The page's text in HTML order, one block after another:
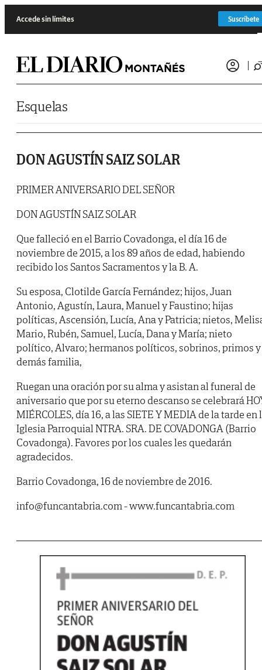
Accede sin límites Suscríbete
Esquelas
DON AGUSTÍN SAIZ SOLAR
PRIMER ANIVERSARIO DEL SEÑOR
DON AGUSTÍN SAIZ SOLAR
Que falleció en el Barrio Covadonga, el día 16 de
noviembre de 2015, a los 89 años de edad, habiendo
recibido los Santos Sacramentos y la B. A.
Su esposa, Clotilde García Fernández; hijos, Juan
Antonio, Agustín, Laura, Manuel y Faustino; hijas
políticas, Ascensión, Lucía, Ana y Patricia; nietos,
Mario, Rubén, Samuel, Lucía, Dana y María; nieto
político, Alvaro; hermanos políticos, sobrinos, primos y
demás familia,
Ruegan una oración por su alma y asistan al funeral de
aniversario que por su eterno descanso se celebrará
MIÉRCOLES, día 16, a las SIETE Y MEDIA de la tarde en
Iglesia Parroquial NTRA. SRA. DE COVADONGA (Barrio
Covadonga). Favores por los cuales les quedarán
agradecidos.
Barrio Covadonga, 16 de noviembre de 2016.
info@funcantabria.com - www.funcantabria.com